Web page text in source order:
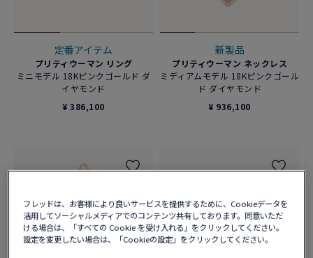
定番アイテム
プリティウーマン リング
ミニモデル 18Kピンクゴールド ダ
イヤモンド
¥ 386,100
新製品
プリティウーマン ネックレス
ミディアムモデル 18Kピンクゴール
ド ダイヤモンド
¥ 936,100
フレッドは、お客様により良いサービスを提供するために、Cookieデータを
活用してソーシャルメディアでのコンテンツ共有しております。同意いただ
ける場合は、「すべての Cookie を受け入れる」をクリックしてください。
設定を変更したい場合は、「Cookieの設定」をクリックしてください。